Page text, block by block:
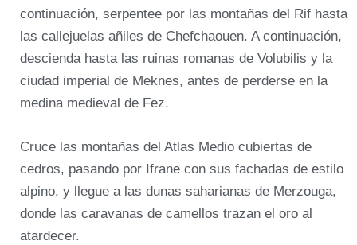
continuación, serpentee por las montañas del Rif hasta
las callejuelas añiles de Chefchaouen. A continuación,
descienda hasta las ruinas romanas de Volubilis y la
ciudad imperial de Meknes, antes de perderse en la
medina medieval de Fez.
Cruce las montañas del Atlas Medio cubiertas de
cedros, pasando por Ifrane con sus fachadas de estilo
alpino, y llegue a las dunas saharianas de Merzouga,
donde las caravanas de camellos trazan el oro al
atardecer.